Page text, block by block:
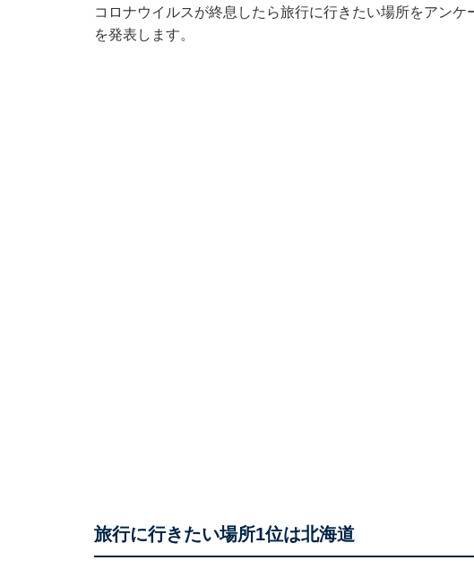
コロナウイルスが終息したら旅行に行きたい場所をアン
を発表します。
旅行に行きたい場所1位は北海道